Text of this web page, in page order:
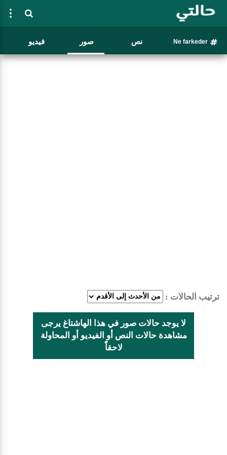
Ne farkeder نص صور فيديو
ترتيب الحالات :
لا يوجد حالات صور في هذا الهاشتاغ يرجى
مشاهدة حالات النص أو الفيديو أو المحاولة
لاحقاًً